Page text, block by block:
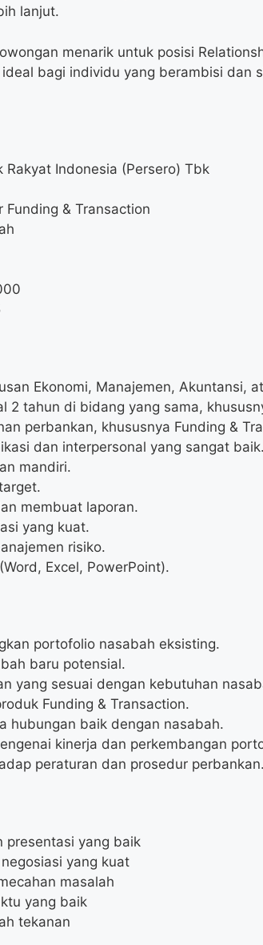
lanjut.
menarik untuk posisi
bagi individu yang berambisi dan
Rakyat Indonesia (Persero) Tbk
Funding & Transaction
Ekonomi, Manajemen, Akuntansi,
2 tahun di bidang yang sama,
perbankan, khususnya Funding &
dan interpersonal yang sangat baik.
mandiri.
membuat laporan.
yang kuat.
risiko.
Excel, PowerPoint).
portofolio nasabah eksisting.
baru potensial.
yang sesuai dengan kebutuhan
Funding & Transaction.
hubungan baik dengan nasabah.
kinerja dan perkembangan
peraturan dan prosedur perbankan.
presentasi yang baik
yang kuat
masalah
yang baik
tekanan